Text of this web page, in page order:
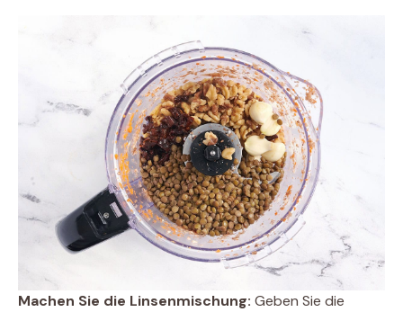
Machen Sie die Linsenmischung: Geben Sie die